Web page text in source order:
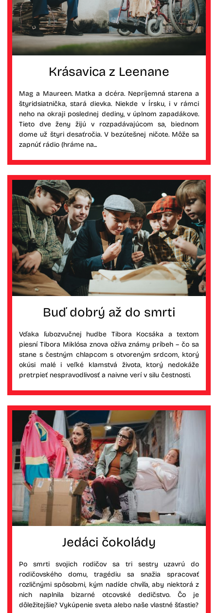
Krásavica z Leenane
Mag a Maureen. Matka a dcéra. Nepríjemná starena a
štyridsiatnička, stará dievka. Niekde v Írsku, i v rámci
neho na okraji poslednej dediny, v úplnom zapadákove.
Tieto dve ženy žijú v rozpadávajúcom sa, biednom
dome už štyri desaťročia. V bezútešnej ničote. Môže sa
zapnúť rádio (hráme na...
Buď dobrý až do smrti
Vďaka ľubozvučnej hudbe Tibora Kocsáka a textom
piesní Tibora Miklósa znova ožíva známy príbeh – čo sa
stane s čestným chlapcom s otvoreným srdcom, ktorý
okúsi malé i veľké klamstvá života, ktorý nedokáže
pretrpieť nespravodlivosť a naivne verí v silu čestnosti.
Jedáci čokolády
Po smrti svojich rodičov sa tri sestry uzavrú do
rodičovského domu, tragédiu sa snažia spracovať
rozličnými spôsobmi, kým nadíde chvíľa, aby niektorá z
nich naplnila bizarné otcovské dedičstvo. Čo je
dôležitejšie? Vykúpenie sveta alebo naše vlastné šťastie?